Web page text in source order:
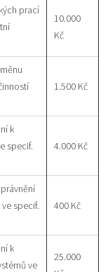
prací
10.000
Kč
1.500 Kč
k
specif.
4.000 Kč
specif.
400 Kč
k
ve
25.000